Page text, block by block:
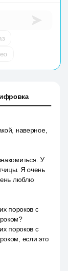
наверное,
У
Я очень
люблю
пороков с
пороков с
если это